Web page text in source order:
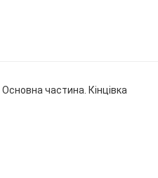
частина. Кінцівка